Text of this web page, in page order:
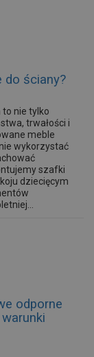
do ściany?
nie tylko
trwałości i
meble
wykorzystać
szafki
dziecięcym
odporne